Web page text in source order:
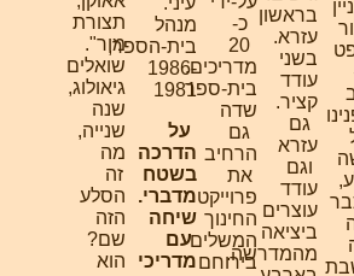
בראשון
עזרא.
בשני
עודד
קציר.
גם
עזרא
וגם
עודד
עוצרים
ביציאה
מהמדרשה.
כ-
20
מדריכים.
בית-ספר
שדה
הרחיב
פרוייקט
החינוך
המשלים
בירוחם
מנהל
בית-הספר,
1986-
1981
הדרכה
בשטח
מדברי.
שיחה
עם
מדריכי
תצורת
מור".
שואלים
גיאולוג,
שנייה,
מה
זה
הסלע
הזה
שם?
הוא